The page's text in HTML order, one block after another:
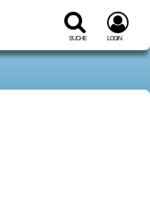
Suche Login